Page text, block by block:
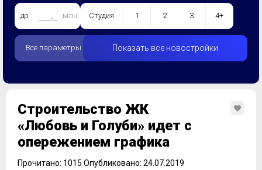
до млн. Студия 1 2 3 4+
Все параметры Показать все новостройки
Строительство ЖК
«Любовь и Голуби» идет с
опережением графика
Прочитано: 1015 Опубликовано: 24.07.2019